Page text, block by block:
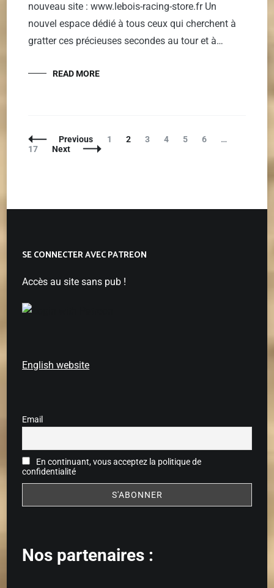
nouveau site : www.lebois-racing-store.fr Un
nouvel espace dédié à tous ceux qui cherchent à
gratter ces précieuses secondes au tour et à…
READ MORE
Posts
Navigation
Previous Page
1 Page
2 Page
3 Page
4 Page
5 Page
6 …
17
Next
SE CONNECTER AVEC PATREON
Accès au site sans pub !
English website
Email
En continuant, vous acceptez la politique de
confidentialité
Nos partenaires :